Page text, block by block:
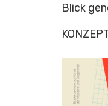
Blick